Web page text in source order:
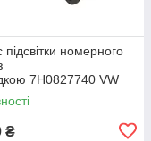
підсвітки номерного
7H0827740 VW
(2K) 2004-2015
IV (SA) 2016-
₴